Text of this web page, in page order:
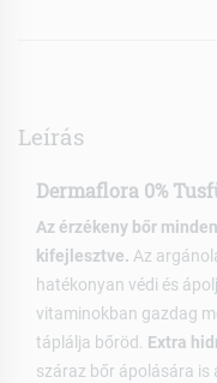
Leírás
Dermaflora 0%
Az érzékeny bőr
kifejlesztve. Az
hatékonyan védi és
vitaminokban gazdag
táplálja bőröd. Extra
száraz bőr ápolására is